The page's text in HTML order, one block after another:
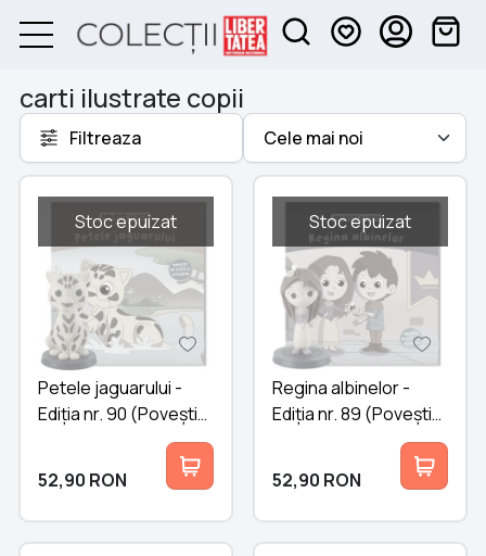
carti ilustrate copii
Filtreaza
Stoc epuizat
Petele jaguarului -
Ediția nr. 90 (Povești
52,90 RON
Stoc epuizat
Regina albinelor -
Ediția nr. 89 (Povești
52,90 RON